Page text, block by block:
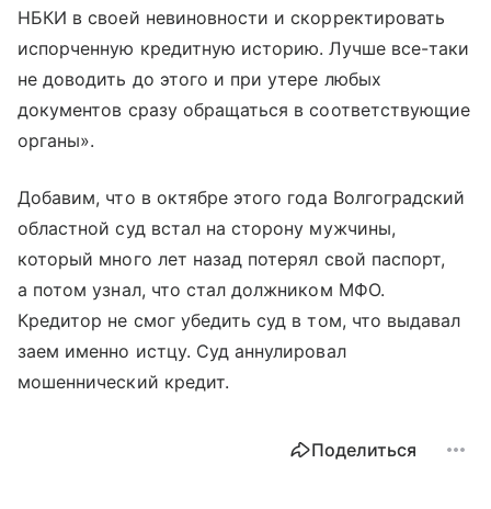
НБКИ в своей невиновности и скорректировать
испорченную кредитную историю. Лучше все-таки
не доводить до этого и при утере любых
документов сразу обращаться в соответствующие
органы».
Добавим, что в октябре этого года Волгоградский
областной суд встал на сторону мужчины,
который много лет назад потерял свой паспорт,
а потом узнал, что стал должником МФО.
Кредитор не смог убедить суд в том, что выдавал
заем именно истцу. Суд аннулировал
мошеннический кредит.
Поделиться